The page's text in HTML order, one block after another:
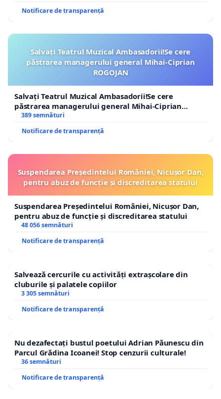
Notificare de transparență
Salvați Teatrul Muzical Ambasadorii!Se cere
păstrarea managerului general Mihai-Ciprian
ROGOJAN
Salvați Teatrul Muzical Ambasadorii!Se cere
păstrarea managerului general Mihai-Ciprian
ROGOJAN
389 semnături
Notificare de transparență
Suspendarea Președintelui României, Nicușor Dan,
pentru abuz de funcție și discreditarea statului
Suspendarea Președintelui României, Nicușor Dan,
pentru abuz de funcție și discreditarea statului
48 056 semnături
Notificare de transparență
Salvează cercurile cu activități extrașcolare din
cluburile și palatele copiilor
3 305 semnături
Notificare de transparență
Nu dezafectați bustul poetului Adrian Păunescu din
Parcul Grădina Icoanei! Stop cenzurii culturale!
36 semnături
Notificare de transparență